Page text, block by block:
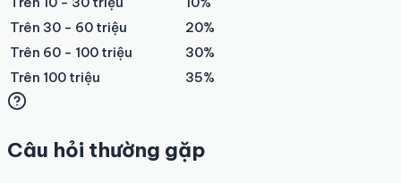
Trên 30 - 60 triệu
20%
Trên 60 - 100 triệu
30%
Trên 100 triệu
35%
Câu hỏi thường gặp